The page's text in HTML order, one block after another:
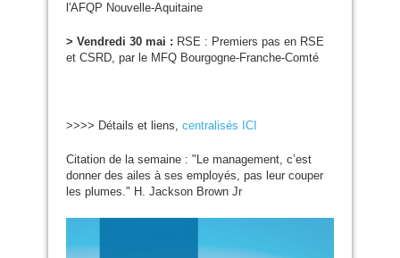
l'AFQP Nouvelle-Aquitaine
> Vendredi 30 mai : RSE : Premiers pas en RSE
et CSRD, par le MFQ Bourgogne-Franche-Comté
>>>> Détails et liens, centralisés ICI
Citation de la semaine : "Le management, c’est
donner des ailes à ses employés, pas leur couper
les plumes." H. Jackson Brown Jr